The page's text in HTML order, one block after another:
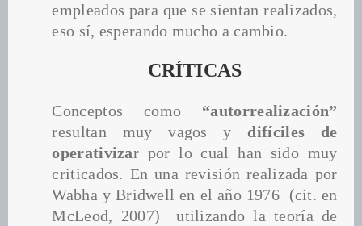
empleados para que se sientan realizados,
eso sí, esperando mucho a cambio.
CRÍTICAS
Conceptos como “autorrealización”
resultan muy vagos y difíciles de
operativizar por lo cual han sido muy
criticados. En una revisión realizada por
Wabha y Bridwell en el año 1976  (cit. en
McLeod, 2007)  utilizando la teoría de